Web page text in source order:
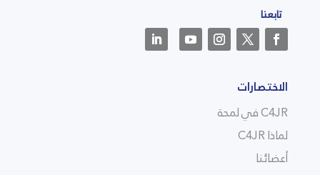
تابعنا
الاختصارات
C4JR في لمحة
لماذا C4JR
أعضائنا